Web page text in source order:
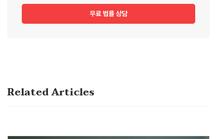
무료 법률 상담
Related Articles